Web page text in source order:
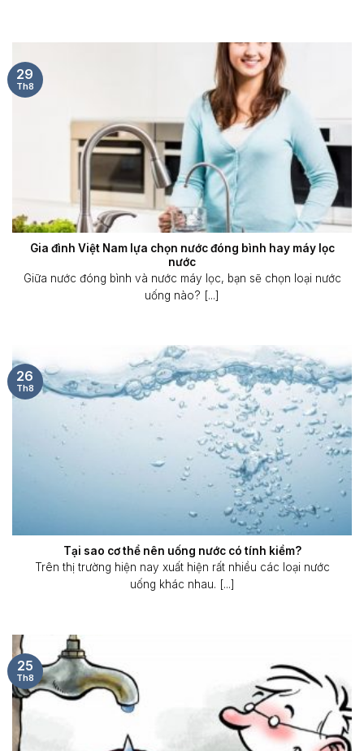
Gia đình Việt Nam lựa chọn nước đóng bình hay máy lọc
nước
Giữa nước đóng bình và nước máy lọc, bạn sẽ chọn loại nước
uống nào? [...]
29
Th8
Tại sao cơ thể nên uống nước có tính kiềm?
Trên thị trường hiện nay xuất hiện rất nhiều các loại nước
uống khác nhau. [...]
26
Th8
25
Th8